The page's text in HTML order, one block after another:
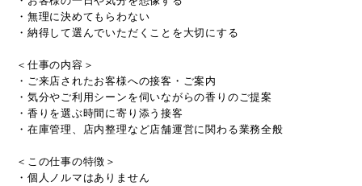
・無理に決めてもらわない
・納得して選んでいただくことを大切にする
＜仕事の内容＞
・ご来店されたお客様への接客・ご案内
・気分やご利用シーンを伺いながらの香りのご提案
・香りを選ぶ時間に寄り添う接客
・在庫管理、店内整理など店舗運営に関わる業務全般
＜この仕事の特徴＞
・個人ノルマはありません